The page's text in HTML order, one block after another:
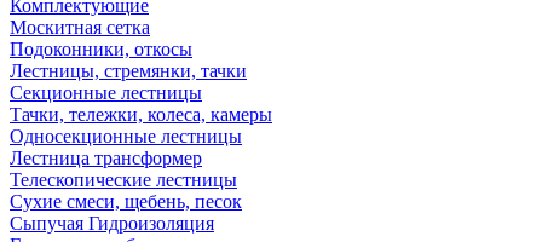
Комплектующие
Москитная сетка
Подоконники, откосы
Лестницы, стремянки, тачки
Секционные лестницы
Тачки, тележки, колеса, камеры
Односекционные лестницы
Лестница трансформер
Телескопические лестницы
Сухие смеси, щебень, песок
Сыпучая Гидроизоляция